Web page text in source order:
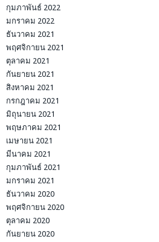
กุมภาพันธ์ 2022
มกราคม 2022
ธันวาคม 2021
พฤศจิกายน 2021
ตุลาคม 2021
กันยายน 2021
สิงหาคม 2021
กรกฎาคม 2021
มิถุนายน 2021
พฤษภาคม 2021
เมษายน 2021
มีนาคม 2021
กุมภาพันธ์ 2021
มกราคม 2021
ธันวาคม 2020
พฤศจิกายน 2020
ตุลาคม 2020
กันยายน 2020